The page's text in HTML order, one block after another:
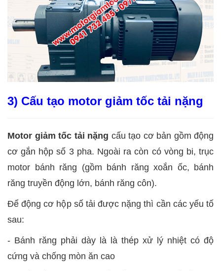
3) Cấu tạo motor giảm tốc tải nặng
Motor giảm tốc tải nặng cấu tạo cơ bản gồm động
cơ gắn hộp số 3 pha. Ngoài ra còn có vòng bi, trục
motor bánh răng (gồm bánh răng xoắn ốc, bánh
răng truyền động lớn, bánh răng côn).
Để động cơ hộp số tải được nặng thì cần các yếu tố
sau:
- Bánh răng phải dày là là thép xử lý nhiệt có độ
cứng và chống mòn ăn cao